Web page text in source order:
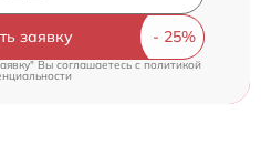
заявку
Вы соглашаетесь cполитикой